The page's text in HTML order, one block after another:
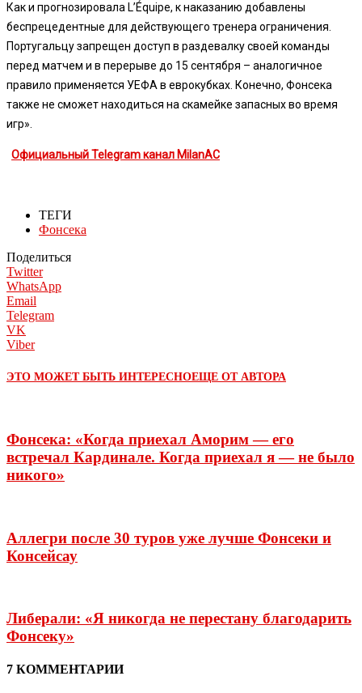
Как и прогнозировала L’Équipe, к наказанию добавлены
беспрецедентные для действующего тренера ограничения.
Португальцу запрещен доступ в раздевалку своей команды
перед матчем и в перерыве до 15 сентября – аналогичное
правило применяется УЕФА в еврокубках. Конечно, Фонсека
также не сможет находиться на скамейке запасных во время
игр».
Официальный Telegram канал MilanAC
ТЕГИ
Фонсека
Поделиться
Twitter
WhatsApp
Email
Telegram
VK
Viber
ЭТО МОЖЕТ БЫТЬ ИНТЕРЕСНОЕЩЕ ОТ АВТОРА
Фонсека: «Когда приехал Аморим — его
встречал Кардинале. Когда приехал я — не было
никого»
Аллегри после 30 туров уже лучше Фонсеки и
Консейсау
Либерали: «Я никогда не перестану благодарить
Фонсеку»
7 КОММЕНТАРИИ